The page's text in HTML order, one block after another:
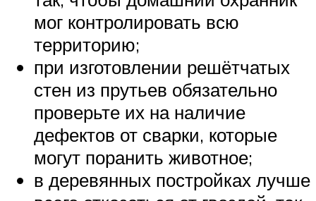
мог контролировать всю
территорию;
при изготовлении решётчатых
стен из прутьев обязательно
проверьте их на наличие
дефектов от сварки, которые
могут поранить животное;
в деревянных постройках лучше